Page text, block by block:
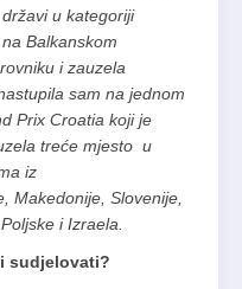
u kategoriji
Balkanskom
i zauzela
sam na jednom
Prix Croatia koji je
treće mjesto u
iz
Makedonije, Slovenije,
i Izraela.
sudjelovati?